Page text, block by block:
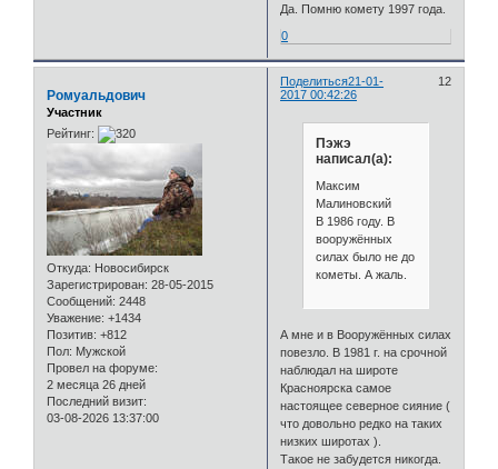
Да. Помню комету 1997 года.
0
Поделиться 12
21-01-
2017 00:42:26
Ромуальдович
Участник
Рейтинг:
Откуда: Новосибирск
Зарегистрирован: 28-05-2015
Сообщений: 2448
Уважение: +1434
Позитив: +812
Пол: Мужской
Провел на форуме:
2 месяца 26 дней
Последний визит:
03-08-2026 13:37:00
Пэжэ
написал(а):
Максим
Малиновский
В 1986 году. В
вооружённых
силах было не до
кометы. А жаль.
А мне и в Вооружённых силах
повезло. В 1981 г. на срочной
наблюдал на широте
Красноярска самое
настоящее северное сияние (
что довольно редко на таких
низких широтах ).
Такое не забудется никогда.